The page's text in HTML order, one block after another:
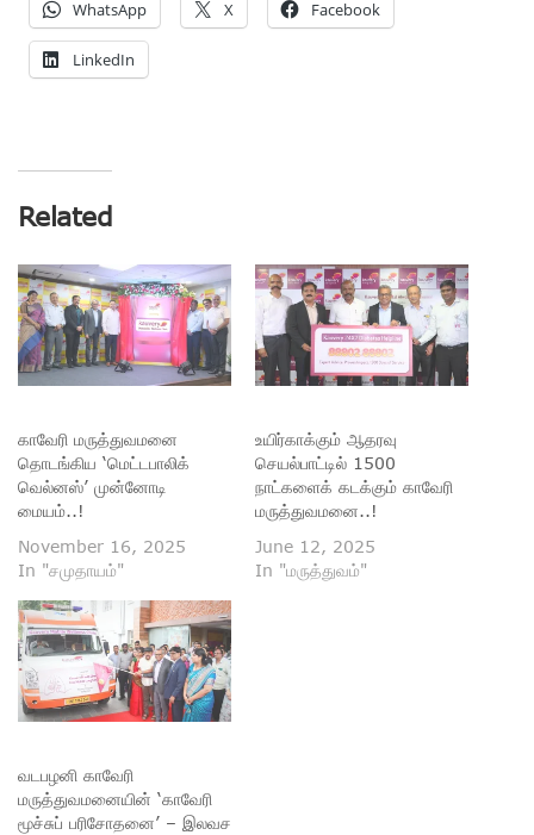
WhatsApp X Facebook
LinkedIn
Related
காவேரி மருத்துவமனை
தொடங்கிய ‘மெட்டபாலிக்
வெல்னஸ்’ முன்னோடி
மையம்..!
November 16, 2025
In "சமுதாயம்"
உயிர்காக்கும் ஆதரவு
செயல்பாட்டில் 1500
நாட்களைக் கடக்கும் காவேரி
மருத்துவமனை..!
June 12, 2025
In "மருத்துவம்"
வடபழனி காவேரி
மருத்துவமனையின் ‘காவேரி
மூச்சுப் பரிசோதனை’ – இலவச